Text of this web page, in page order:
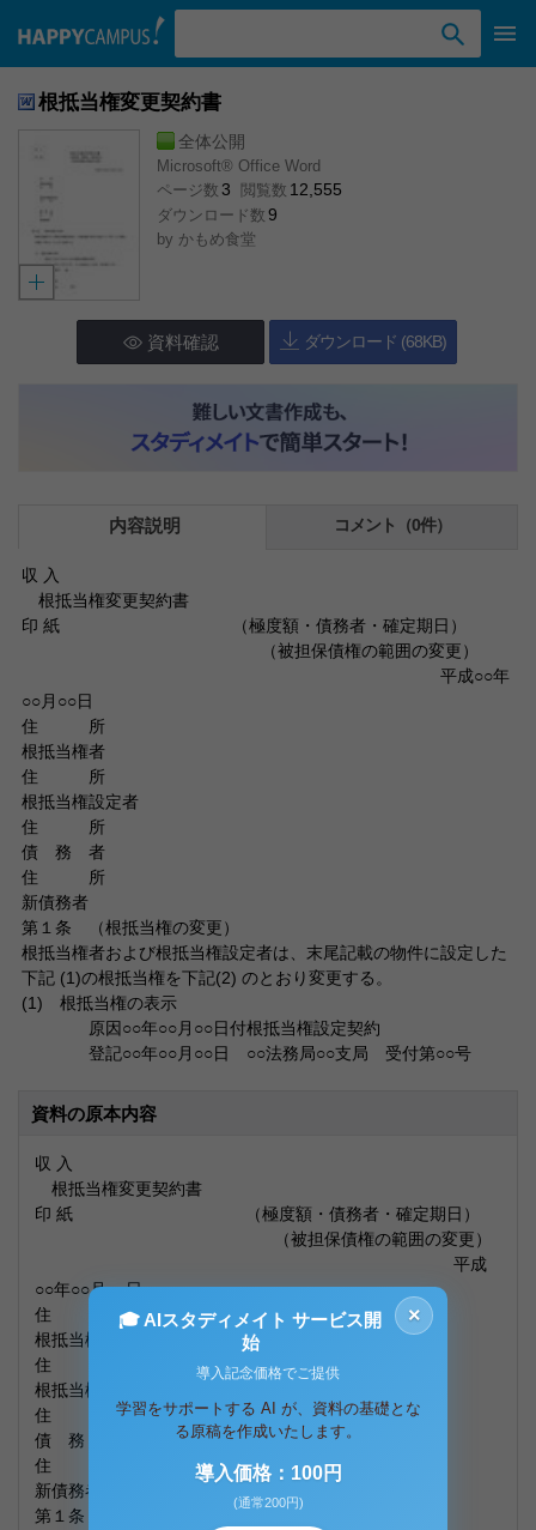
根抵当権変更契約書
全体公開
Microsoft® Office Word
ページ数 3 閲覧数 12,555
ダウンロード数 9
by かもめ食堂
資料確認 ダウンロード (68KB)
内容説明 コメント（0件）
収 入
根抵当権変更契約書
印 紙 （極度額・債務者・確定期日）
（被担保債権の範囲の変更）
平成○○年
○○月○○日
住 所
根抵当権者
住 所
根抵当権設定者
住 所
債 務 者
住 所
新債務者
第１条 （根抵当権の変更）
根抵当権者および根抵当権設定者は、末尾記載の物件に設定した
下記 (1)の根抵当権を下記(2) のとおり変更する。
(1) 根抵当権の表示
原因○○年○○月○○日付根抵当権設定契約
登記○○年○○月○○日 ○○法務局○○支局 受付第○○号
資料の原本内容
収 入
根抵当権変更契約書
印 紙 （極度額・債務者・確定期日）
（被担保債権の範囲の変更）
平成
○○年○○月○○日
住 所
根抵当権者
住 所
根抵当権設定者
住 所
債 務 者
住 所
新債務者
第１条 （根抵当権の変更）
×
🎓 AIスタディメイト サービス開
始
導入記念価格でご提供
学習をサポートする AI が、資料の基礎とな
る原稿を作成いたします。
導入価格：100円
(通常200円)